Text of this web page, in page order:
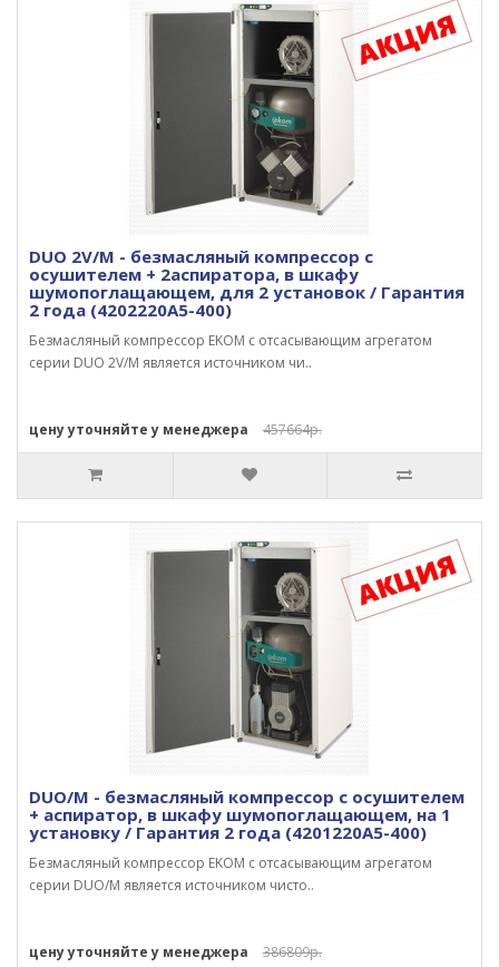
DUO 2V/M - безмасляный компрессор с
осушителем + 2аспиратора, в шкафу
шумопоглащающем, для 2 установок / Гарантия
2 года (4202220A5-400)
Безмасляный компрессор EKOM с отсасывающим агрегатом
серии DUO 2V/M является источником чи..
цену уточняйте у менеджера 457664р.
DUO/M - безмасляный компрессор с осушителем
+ аспиратор, в шкафу шумопоглащающем, на 1
установку / Гарантия 2 года (4201220A5-400)
Безмасляный компрессор EKOM с отсасывающим агрегатом
серии DUO/M является источником чисто..
цену уточняйте у менеджера 386809р.